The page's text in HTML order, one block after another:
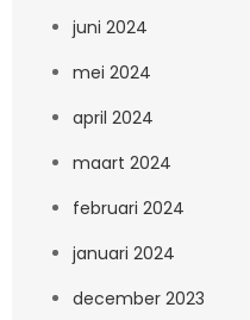
juni 2024
mei 2024
april 2024
maart 2024
februari 2024
januari 2024
december 2023